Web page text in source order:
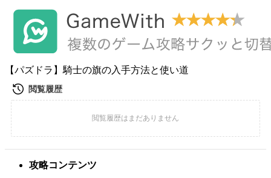
【パズドラ】騎士の旗の入手方法と使い道
攻略コンテンツ